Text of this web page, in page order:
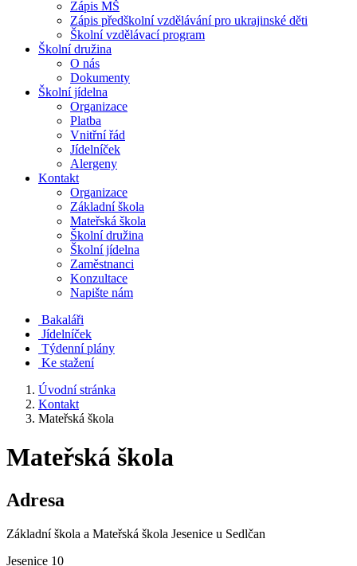
Zápis MŠ
Zápis předškolní vzdělávání pro ukrajinské děti
Školní vzdělávací program
Školní družina
O nás
Dokumenty
Školní jídelna
Organizace
Platba
Vnitřní řád
Jídelníček
Alergeny
Kontakt
Organizace
Základní škola
Mateřská škola
Školní družina
Školní jídelna
Zaměstnanci
Konzultace
Napište nám
Bakaláři
Jídelníček
Týdenní plány
Ke stažení
Úvodní stránka
Kontakt
Mateřská škola
Mateřská škola
Adresa
Základní škola a Mateřská škola Jesenice u Sedlčan
Jesenice 10